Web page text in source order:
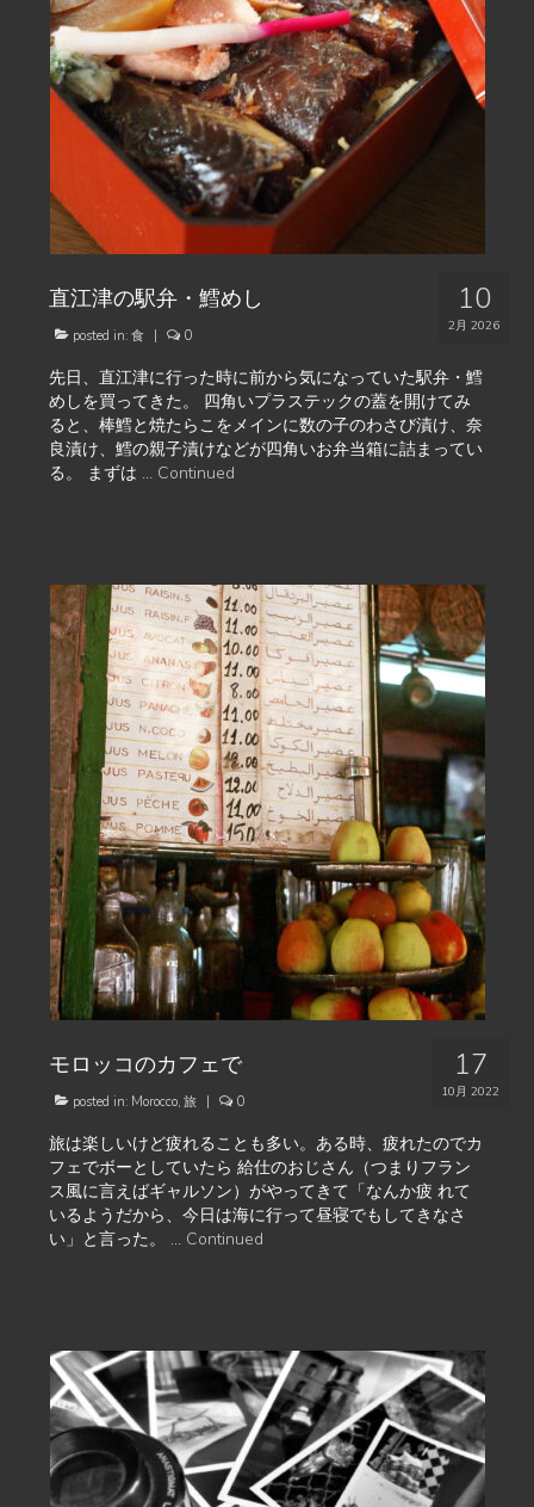
10
2月 2026
直江津の駅弁・鱈めし
posted in: 食 0
先日、直江津に行った時に前から気になっていた駅弁・鱈
めしを買ってきた。 四角いプラステックの蓋を開けてみ
ると、棒鱈と焼たらこをメインに数の子のわさび漬け、奈
良漬け、鱈の親子漬けなどが四角いお弁当箱に詰まってい
る。 まずは … Continued
17
10月 2022
モロッコのカフェで
posted in: Morocco, 旅 0
旅は楽しいけど疲れることも多い。ある時、疲れたのでカ
フェでボーとしていたら 給仕のおじさん（つまりフラン
ス風に言えばギャルソン）がやってきて「なんか疲 れて
いるようだから、今日は海に行って昼寝でもしてきなさ
い」と言った。 … Continued